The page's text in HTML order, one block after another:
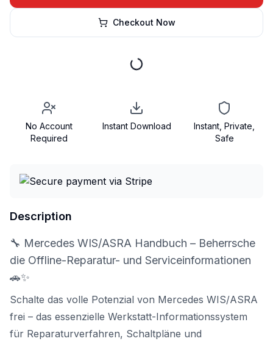
Checkout Now
No Account
Required
Instant Download
Instant, Private,
Safe
Description
🔧 Mercedes WIS/ASRA Handbuch – Beherrsche
die Offline-Reparatur- und Serviceinformationen
🚗✨
Schalte das volle Potenzial von Mercedes WIS/ASRA
frei – das essenzielle Werkstatt-Informationssystem
für Reparaturverfahren, Schaltpläne und